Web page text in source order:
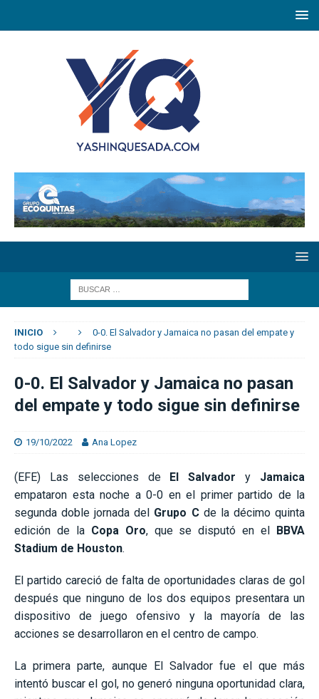
INICIO
0-0. El Salvador y Jamaica no pasan del empate y
todo sigue sin definirse
0-0. El Salvador y Jamaica no pasan
del empate y todo sigue sin definirse
19/10/2022 Ana Lopez
(EFE) Las selecciones de El Salvador y Jamaica
empataron esta noche a 0-0 en el primer partido de la
segunda doble jornada del Grupo Cde la décimo quinta
edición de la Copa Oro, que se disputó en el BBVA
Stadium de Houston.
El partido careció de falta de oportunidades claras de gol
después que ninguno de los dos equipos presentara un
dispositivo de juego ofensivo y la mayoría de las
acciones se desarrollaron en el centro de campo.
La primera parte, aunque El Salvador fue el que más
intentó buscar el gol, no generó ninguna oportunidad clara,